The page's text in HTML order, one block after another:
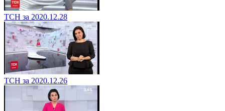
ТСН за 2020.12.28
ТСН за 2020.12.26